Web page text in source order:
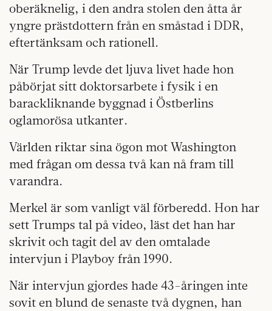
oberäknelig, i den andra stolen den åtta år
yngre prästdottern från en småstad i DDR,
eftertänksam och rationell.
När Trump levde det ljuva livet hade hon
påbörjat sitt doktorsarbete i fysik i en
barackliknande byggnad i Östberlins
oglamorösa utkanter.
Världen riktar sina ögon mot Washington
med frågan om dessa två kan nå fram till
varandra.
Merkel är som vanligt väl förberedd. Hon har
sett Trumps tal på video, läst det han har
skrivit och tagit del av den omtalade
intervjun i Playboy från 1990.
När intervjun gjordes hade 43-åringen inte
sovit en blund de senaste två dygnen, han